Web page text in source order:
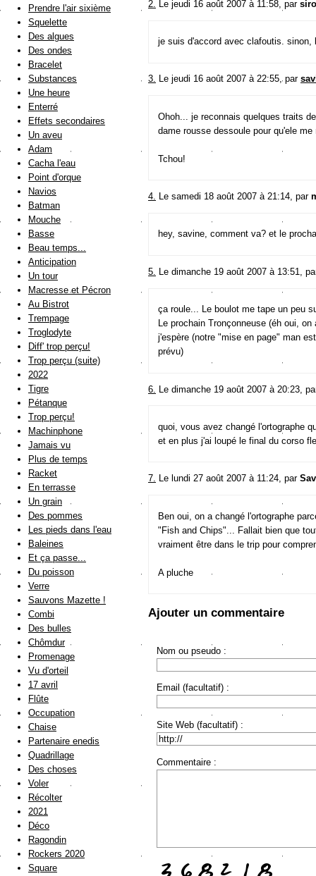
2. Le jeudi 16 août 2007 à 11:58, par
je suis d'accord avec clafoutis. sinon,
3. Le jeudi 16 août 2007 à 22:55, par
Ohoh... je reconnais quelques traits
dame rousse dessoule pour qu'ele
Tchou!
4. Le samedi 18 août 2007 à 21:14, par
hey, savine, comment va? et le
5. Le dimanche 19 août 2007 à 13:51,
ça roule... Le boulot me tape un peu
Le prochain Tronçonneuse (éh oui,
j'espère (notre "mise en page" man
prévu)
6. Le dimanche 19 août 2007 à 20:23,
quoi, vous avez changé l'ortographe
et en plus j'ai loupé le final du corso
7. Le lundi 27 août 2007 à 11:24, par
Ben oui, on a changé l'ortographe
"Fish and Chips"... Fallait bien que
vraiment être dans le trip pour
A pluche
Ajouter un commentaire
Nom ou pseudo :
Email (facultatif) :
Site Web (facultatif) :
Commentaire :
Prendre l'air sixième
Squelette
Des algues
Des ondes
Bracelet
Substances
Une heure
Enterré
Effets secondaires
Un aveu
Adam
Cacha l'eau
Point d'orque
Navios
Batman
Mouche
Basse
Beau temps...
Anticipation
Un tour
Macresse et Pécron
Au Bistrot
Trempage
Troglodyte
Diff' trop perçu!
Trop perçu (suite)
2022
Tigre
Pétanque
Trop perçu!
Machinphone
Jamais vu
Plus de temps
Racket
En terrasse
Un grain
Des pommes
Les pieds dans l'eau
Baleines
Et ça passe...
Du poisson
Verre
Sauvons Mazette !
Combi
Des bulles
Chômdur
Promenage
Vu d'orteil
17 avril
Flûte
Occupation
Chaise
Partenaire enedis
Quadrillage
Des choses
Voler
Récolter
2021
Déco
Ragondin
Rockers 2020
Square